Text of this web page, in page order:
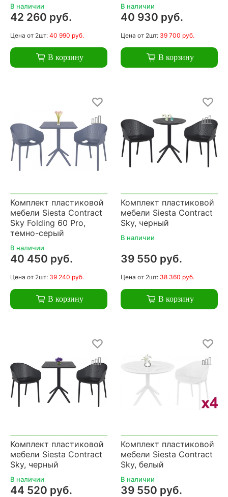
В наличии
42 260 руб.
Цена от 2шт: 40 990 руб.
В корзину
В наличии
40 930 руб.
Цена от 2шт: 39 700 руб.
В корзину
Комплект пластиковой
мебели Siesta Contract
Sky Folding 60 Pro,
темно-серый
В наличии
40 450 руб.
Цена от 2шт: 39 240 руб.
В корзину
Комплект пластиковой
мебели Siesta Contract
Sky, черный
В наличии
39 550 руб.
Цена от 2шт: 38 360 руб.
В корзину
Комплект пластиковой
мебели Siesta Contract
Sky, черный
В наличии
44 520 руб.
Комплект пластиковой
мебели Siesta Contract
Sky, белый
В наличии
39 550 руб.